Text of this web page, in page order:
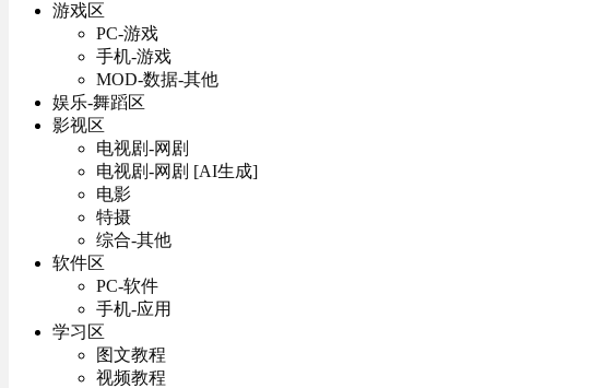
游戏区
PC-游戏
手机-游戏
MOD-数据-其他
娱乐-舞蹈区
影视区
电视剧-网剧
电视剧-网剧 [AI生成]
电影
特摄
综合-其他
软件区
PC-软件
手机-应用
学习区
图文教程
视频教程